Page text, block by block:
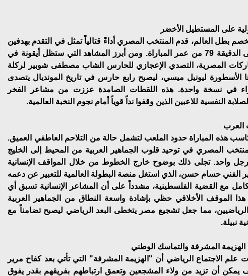
على المستطيل الأخضر
بطل العالم، قدم المنتخب المصري أداءً قتالياً تمثل في التقدم بهدفين
نظيفين حتى الدقيقة 79 من عمر المباراة. ومن أبرز المشاهد التي ستظل أيقونة في
المصرية، التصدي الإعجازي للحارس الشاب مصطفى شوبير لركلة
الأسطورة ليونيل ميسي، ليصبح رابع حارس في تاريخ المونديال يتصدى
في نسخة واحدة. هذه اللقطات الصامدة عززت من مشاعر الفخر
النفسية للاعبين الذين وقفوا نداً قوياً أمام نجوم النخبة العالمية.
العرب
هذه المباراة حدود الملعب لتشمل حالة من التلاحم العاطفي العميق.
المصري في توحيد قلوب الجماهير العربية من المحيط إلى الخليج
واحد. تجلى ذلك بوضوح خارج الخطوط من خلال المواقف الإنسانية
الفني حسام حسن، الذي استغل منصة البطولة العالمية للتعبير عن دعمه
مع القضية الفلسطينية، مشدداً على أن المشاعر الإنسانية تسبق أي
هذا الموقف الأخلاقي حظي بإشادة واسعة النطاق من الجماهير العربية
الرياضيين، مما جعل تشجيع مصر يتخطى البعد الرياضي ليصبح تضامناً مع
نبيلة.
المشرفة والتماسك الوطني
علم الاجتماع الرياضي أن "الهزيمة المشرفة" التي تأتي بعد كفاح مرير
أن تزيد من ولاء المشجعين وتعمق ارتباطهم بفريقهم بقدر يفوق